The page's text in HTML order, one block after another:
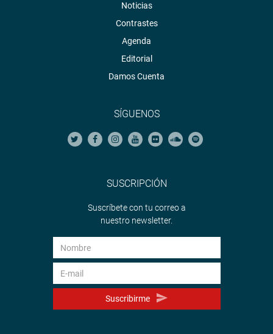
Noticias
Contrastes
Agenda
Editorial
Damos Cuenta
SÍGUENOS
SUSCRIPCIÓN
Suscríbete con tu correo a
nuestro newsletter.
Suscribirme